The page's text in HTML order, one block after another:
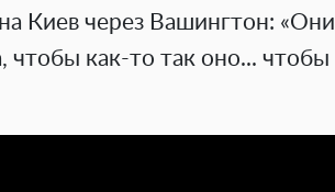
Киев через Вашингтон: «Они
чтобы как-то так оно... чтобы